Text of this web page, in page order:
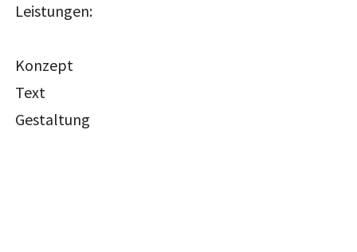
Leistungen:
Konzept
Text
Gestaltung